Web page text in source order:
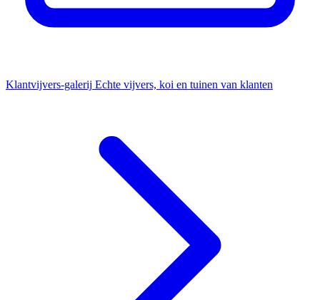
Klantvijvers-galerij Echte vijvers, koi en tuinen van klanten